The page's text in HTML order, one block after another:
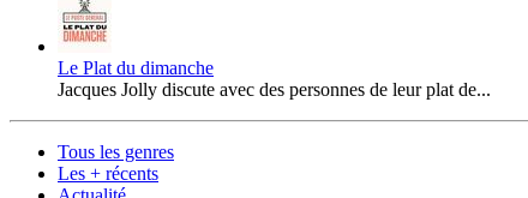
Le Plat du dimanche
Jacques Jolly discute avec des personnes de leur plat de...
Tous les genres
Les + récents